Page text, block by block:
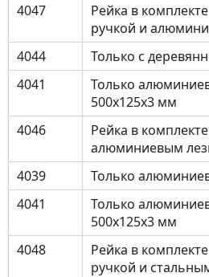
4047
Рейка в
ручкой и
4044
Только с
4041
Только
500x125x3 мм
4046
Рейка в
алюминиевым
4039
Только
4041
Только
500x125x3 мм
4048
Рейка в
ручкой и